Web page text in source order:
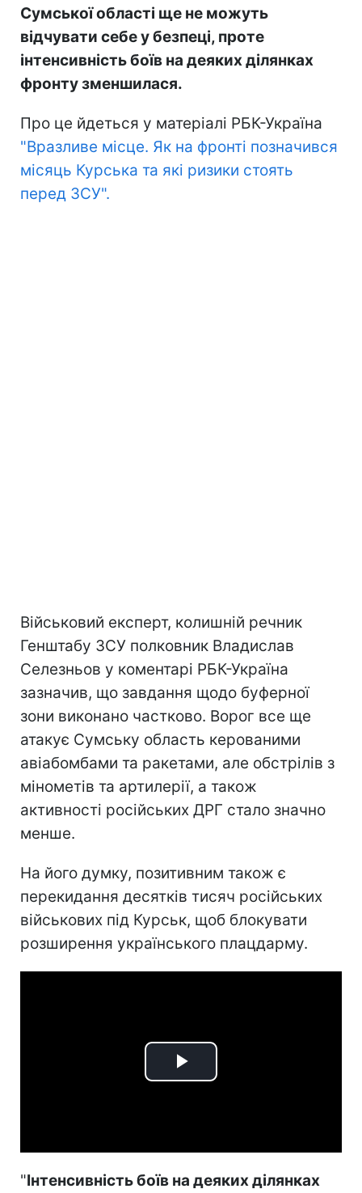
Сумської області ще не можуть
відчувати себе у безпеці, проте
інтенсивність боїв на деяких ділянках
фронту зменшилася.
Про це йдеться у матеріалі РБК-Україна
"Вразливе місце. Як на фронті позначився
місяць Курська та які ризики стоять
перед ЗСУ".
Військовий експерт, колишній речник
Генштабу ЗСУ полковник Владислав
Селезньов у коментарі РБК-Україна
зазначив, що завдання щодо буферної
зони виконано частково. Ворог все ще
атакує Сумську область керованими
авіабомбами та ракетами, але обстрілів з
мінометів та артилерії, а також
активності російських ДРГ стало значно
менше.
На його думку, позитивним також є
перекидання десятків тисяч російських
військових під Курськ, щоб блокувати
розширення українського плацдарму.
Play
"Інтенсивність боїв на деяких ділянках